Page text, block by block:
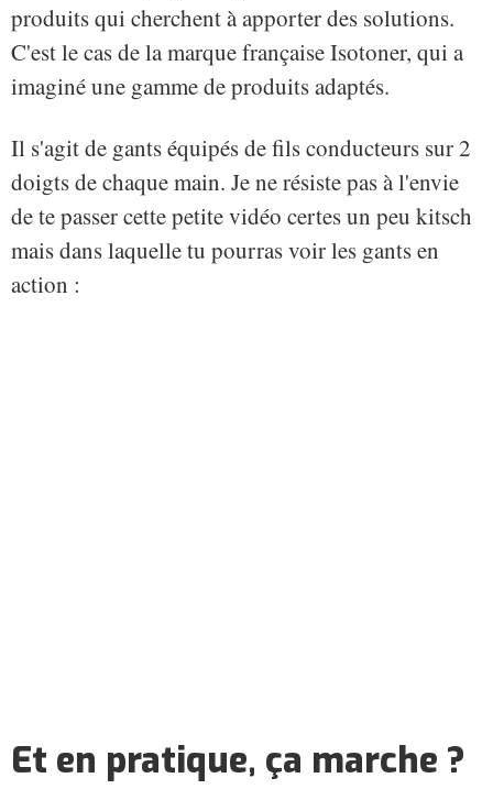
produits qui cherchent à apporter des solutions.
C'est le cas de la marque française Isotoner, qui a
imaginé une gamme de produits adaptés.
Il s'agit de gants équipés de fils conducteurs sur 2
doigts de chaque main. Je ne résiste pas à l'envie
de te passer cette petite vidéo certes un peu kitsch
mais dans laquelle tu pourras voir les gants en
action :
Et en pratique, ça marche ?